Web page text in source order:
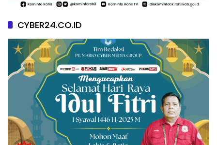
CYBER24.CO.ID